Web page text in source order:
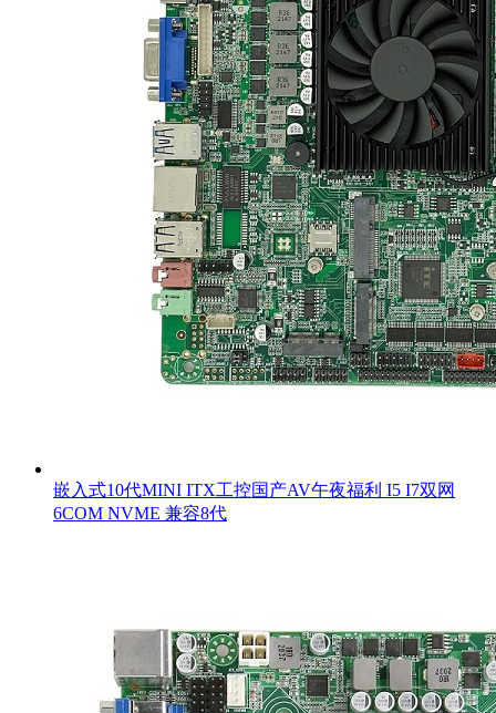
嵌入式10代MINI ITX工控国产AV午夜福利 I5 I7双网
6COM NVME 兼容8代